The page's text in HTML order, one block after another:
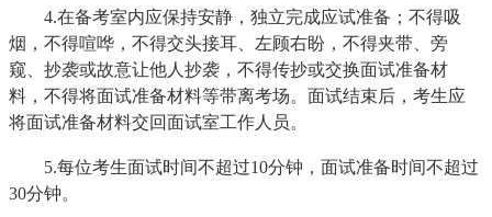
4.在备考室内应保持安静，独立完成应试准备；不得吸
烟，不得喧哗，不得交头接耳、左顾右盼，不得夹带、旁
窥、抄袭或故意让他人抄袭，不得传抄或交换面试准备材
料，不得将面试准备材料等带离考场。面试结束后，考生应
将面试准备材料交回面试室工作人员。
5.每位考生面试时间不超过10分钟，面试准备时间不超过
30分钟。